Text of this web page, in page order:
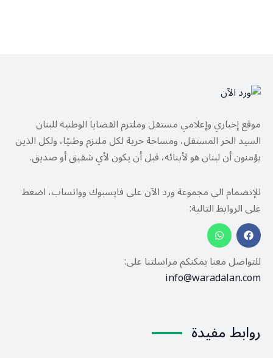
موقع إخباري وإعلامي مستقل وملتزم القضايا الوطنية للبنان
السيد الحر المستقل، ومساحة حرية لكل ملتزم وطنيًا، ولكل الذين
يؤمنون أن لبنان هو لأبنائه، قبل أن يكون لأي شقيق أو صديق.
للإنضمام الى مجموعة ورد الآن على فايسبوك وواتساب، اضغط
على الروابط التالية:
للتواصل معنا يمكنكم مراسلتنا على:
info@waradalan.com
روابط مفيدة